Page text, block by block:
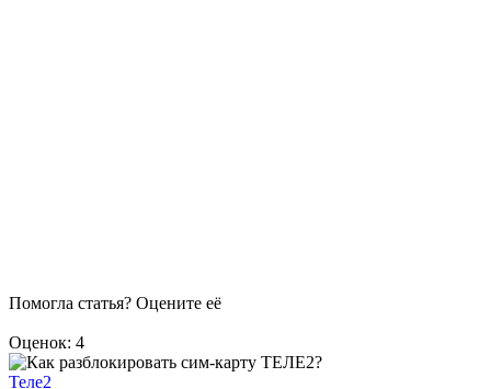
Помогла статья? Оцените её
Оценок: 4
Теле2